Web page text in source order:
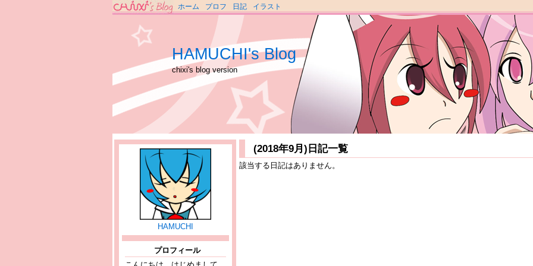
ホーム プロフ 日記 イラスト
HAMUCHI's Blog
chixi's blog version
HAMUCHI
プロフィール
(2018年9月)日記一覧
該当する日記はありません。